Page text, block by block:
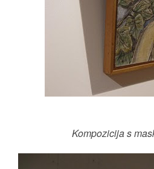
Kompozicija s